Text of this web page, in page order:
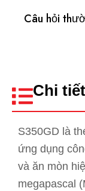
Câu hỏi
Chi
S350GD là
ứng dụng
và ăn mòn
megapascal